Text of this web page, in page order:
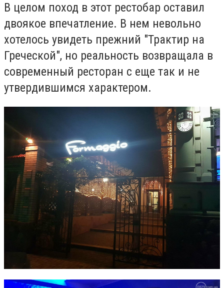
В целом поход в этот рестобар оставил
двоякое впечатление. В нем невольно
хотелось увидеть прежний "Трактир на
Греческой", но реальность возвращала в
современный ресторан с еще так и не
утвердившимся характером.